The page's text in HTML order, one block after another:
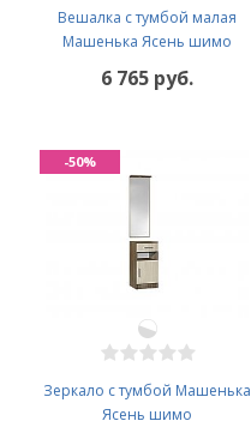
Вешалка с тумбой малая
Машенька Ясень шимо
6 765 руб.
Зеркало с тумбой Машенька
Ясень шимо
-50%